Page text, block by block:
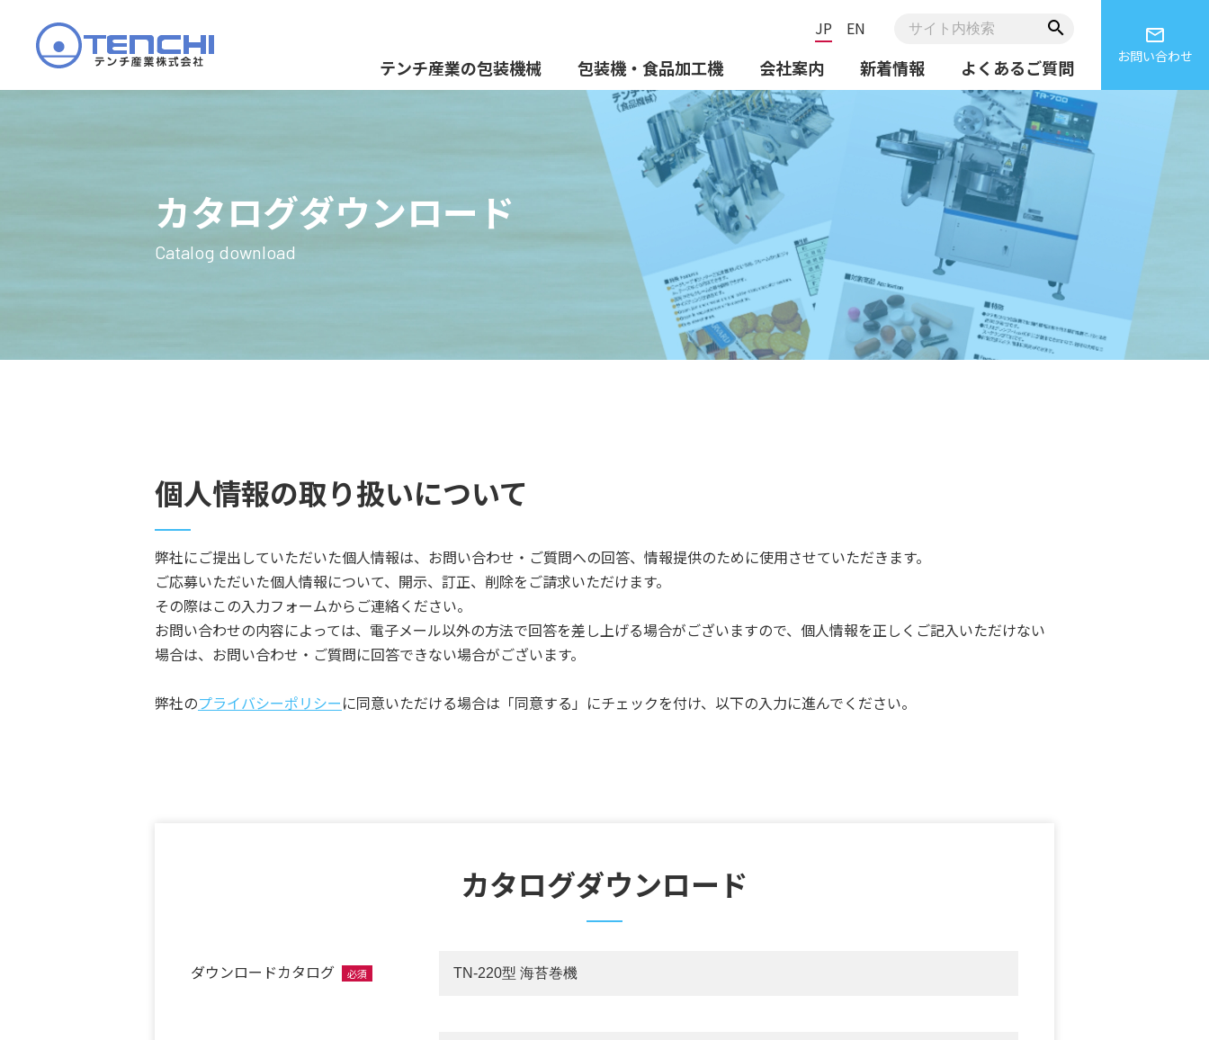
テンチ産業の包装機械 包装機・食品加工機 会社案内 新着情報 よくあるご質問
email
お問い合わせ
JP EN search
カタログダウンロード
Catalog download
個人情報の取り扱いについて
弊社にご提出していただいた個人情報は、お問い合わせ・ご質問への回答、情報提供のために使用させていただきます。
ご応募いただいた個人情報について、開示、訂正、削除をご請求いただけます。
その際はこの入力フォームからご連絡ください。
お問い合わせの内容によっては、電子メール以外の方法で回答を差し上げる場合がございますので、個人情報を正しくご記入いただけない
場合は、お問い合わせ・ご質問に回答できない場合がございます。
弊社のプライバシーポリシーに同意いただける場合は「同意する」にチェックを付け、以下の入力に進んでください。
カタログダウンロード
ダウンロードカタログ 必須